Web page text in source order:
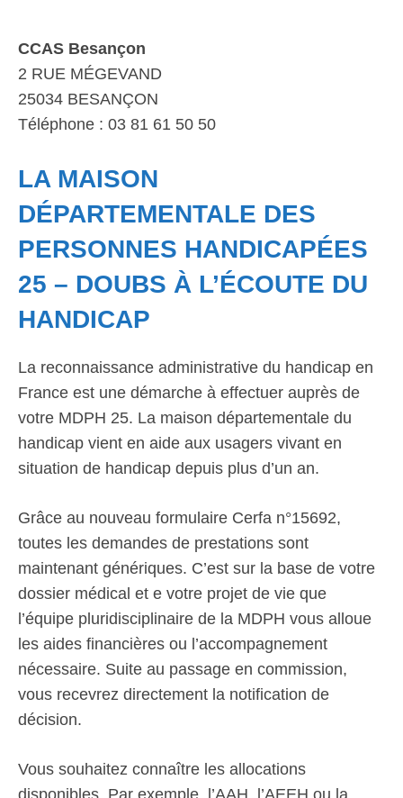
CCAS Besançon
2 RUE MÉGEVAND
25034 BESANÇON
Téléphone : 03 81 61 50 50
LA MAISON
DÉPARTEMENTALE DES
PERSONNES HANDICAPÉES
25 – DOUBS À L’ÉCOUTE DU
HANDICAP
La reconnaissance administrative du handicap en
France est une démarche à effectuer auprès de
votre MDPH 25. La maison départementale du
handicap vient en aide aux usagers vivant en
situation de handicap depuis plus d’un an.
Grâce au nouveau formulaire Cerfa n°15692,
toutes les demandes de prestations sont
maintenant génériques. C’est sur la base de votre
dossier médical et e votre projet de vie que
l’équipe pluridisciplinaire de la MDPH vous alloue
les aides financières ou l’accompagnement
nécessaire. Suite au passage en commission,
vous recevrez directement la notification de
décision.
Vous souhaitez connaître les allocations
disponibles. Par exemple, l’AAH, l’AEEH ou la